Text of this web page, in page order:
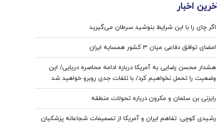
اخبار
اگر چای را با این شرایط بنوشید سرطان می‌گیرید
امضای توافق دفاعی میان 3 کشور همسایه ایران
هشدار محسن رضایی به آمریکا درباره ادامه محاصره دریایی/ این
وضعیت را تحمل نخواهیم کرد/ با تلفات جدی روبرو خواهید شد
رایزنی بن سلمان و مکرون درباره تحولات منطقه
رشیدی کوچی: تفاهم ایران و آمریکا از تصمیمات شجاعانه پزشکیان